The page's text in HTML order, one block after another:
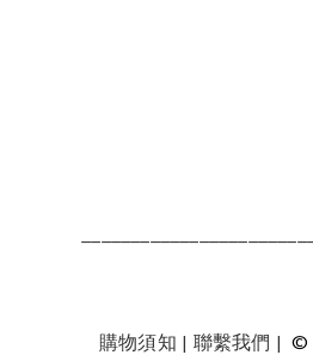
購物須知 | 聯繫我們 |©